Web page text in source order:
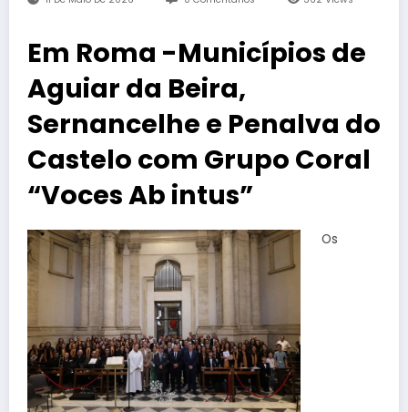
Em Roma -Municípios de
Aguiar da Beira,
Sernancelhe e Penalva do
Castelo com Grupo Coral
“Voces Ab intus”
Os